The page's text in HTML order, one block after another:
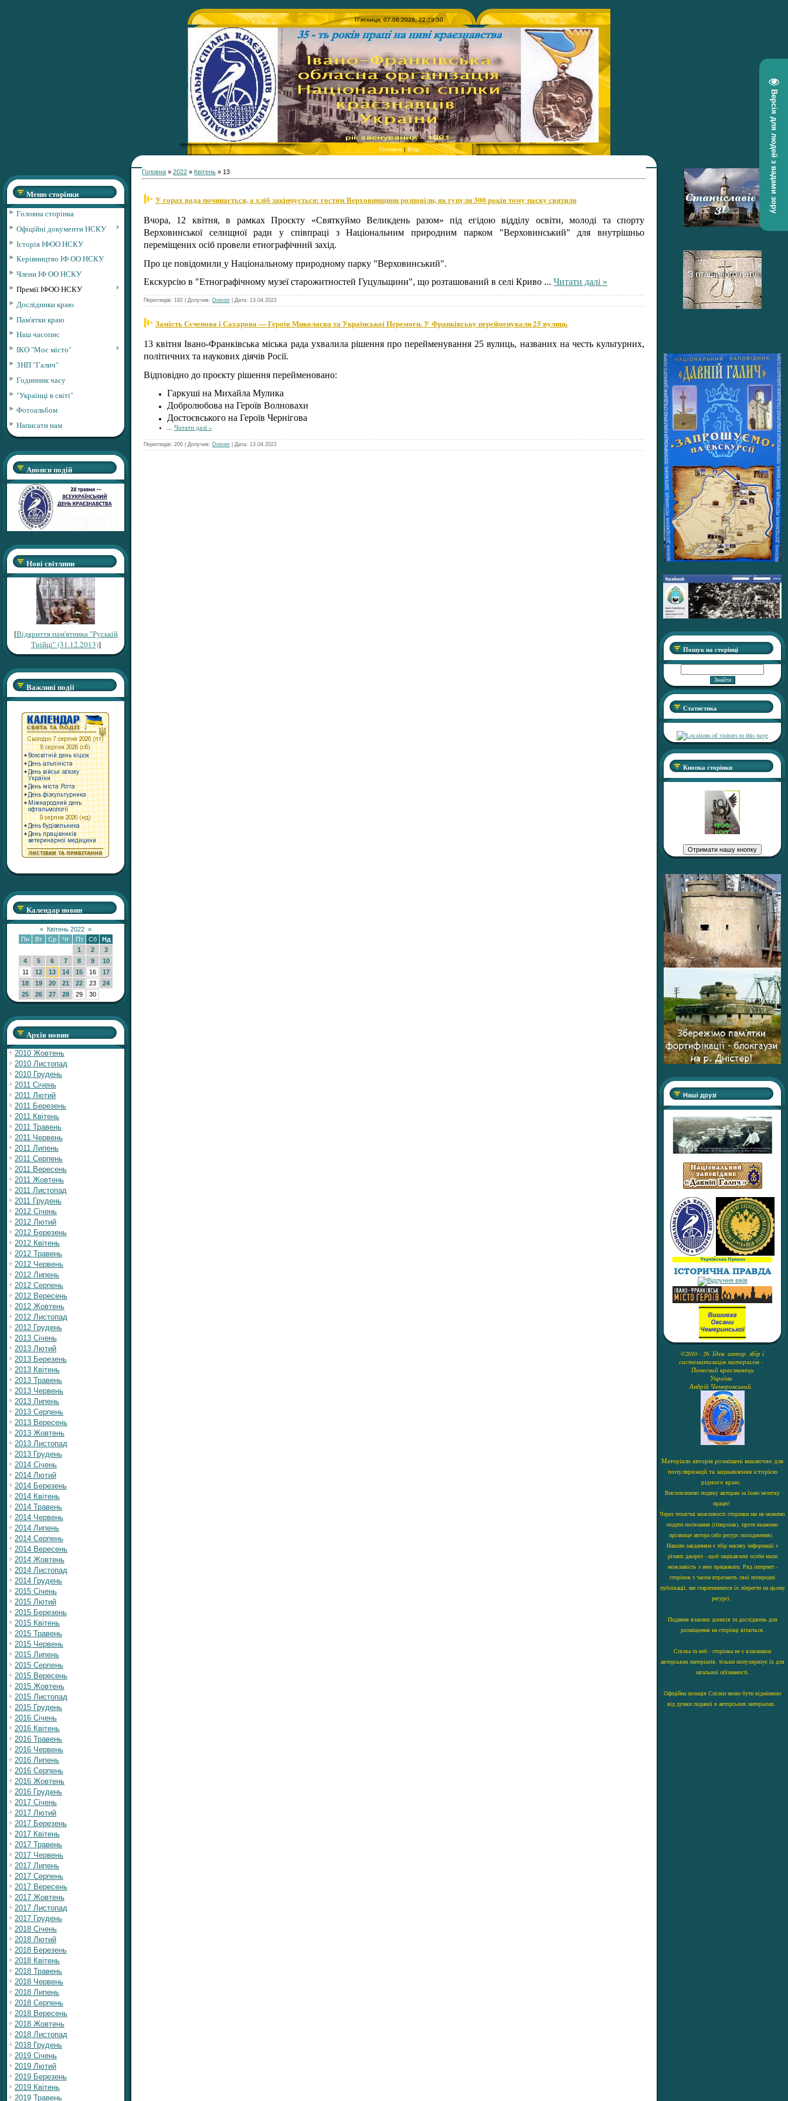
Версія для людей з вадами зору
П`ятниця, 07.08.2026, 22:29:50
Головна | Вхід
Меню сторінки
Головна сторінка
Офіційні документи НСКУ
Історія ІФОО НСКУ
Керівництво ІФ ОО НСКУ
Члени ІФ ОО НСКУ
Премії ІФОО НСКУ
Дослідники краю
Пам'ятки краю
Наш часопис
ІКО "Моє місто"
ЗНП "Галич"
Годинник часу
"Українці в світі"
Фотоальбом
Написати нам
Анонси подій
Нові світлини
[Відкриття пам'ятника "Руській
Трійці" (31.12.2013)]
Важливі події
Календар новин
« Квітень 2022 »
Пн
Вт Ср Чт Пт Сб
Нд
1
2
3
4
5 6 7 8 9
10
11
12 13 14 15 16
17
18
19 20 21 22 23
24
25
26 27 28 29 30
Архів новин
2010 Жовтень
2010 Листопад
2010 Грудень
2011 Січень
2011 Лютий
2011 Березень
2011 Квітень
2011 Травень
2011 Червень
2011 Липень
2011 Серпень
2011 Вересень
2011 Жовтень
2011 Листопад
2011 Грудень
2012 Січень
2012 Лютий
2012 Березень
2012 Квітень
2012 Травень
2012 Червень
2012 Липень
2012 Серпень
2012 Вересень
2012 Жовтень
2012 Листопад
2012 Грудень
2013 Січень
2013 Лютий
2013 Березень
2013 Квітень
2013 Травень
2013 Червень
2013 Липень
2013 Серпень
2013 Вересень
2013 Жовтень
2013 Листопад
2013 Грудень
2014 Січень
2014 Лютий
2014 Березень
2014 Квітень
2014 Травень
2014 Червень
2014 Липень
2014 Серпень
2014 Вересень
2014 Жовтень
2014 Листопад
2014 Грудень
2015 Січень
2015 Лютий
2015 Березень
2015 Квітень
2015 Травень
2015 Червень
2015 Липень
2015 Серпень
2015 Вересень
2015 Жовтень
2015 Листопад
2015 Грудень
2016 Січень
2016 Квітень
2016 Травень
2016 Червень
2016 Липень
2016 Серпень
2016 Жовтень
2016 Грудень
2017 Січень
2017 Лютий
2017 Березень
2017 Квітень
2017 Травень
2017 Червень
2017 Липень
2017 Серпень
2017 Вересень
2017 Жовтень
2017 Листопад
2017 Грудень
2018 Січень
2018 Лютий
2018 Березень
2018 Квітень
2018 Травень
2018 Червень
2018 Липень
2018 Серпень
2018 Вересень
2018 Жовтень
2018 Листопад
2018 Грудень
2019 Січень
2019 Лютий
2019 Березень
2019 Квітень
2019 Травень
Головна » 2022 » Квітень » 13
У горах вода починається, а хліб закінчується: гостям Верховинщини розповіли, як гуцули 300 років тому паску святили
Вчора, 12 квітня, в рамках Проєкту «Святкуймо Великдень разом» під егідою відділу освіти, молоді та спорту
Верховинської селищної ради у співпраці з Національним природним парком "Верховинський" для внутрішньо
переміщених осіб провели етнографічний захід.
Про це повідомили у Національному природному парку "Верховинський".
Екскурсію в "Етнографічному музеї старожитностей Гуцульщини", що розташований в селі Криво ... Читати далі »
Переглядів: 192 | Долучив: Dnister | Дата: 13.04.2022
Замість Сєченова і Сахарова — Героїв Миколаєва та Української Перемоги. У Франківську перейменували 25 вулиць
13 квітня Івано-Франківська міська рада ухвалила рішення про перейменування 25 вулиць, названих на честь культурних,
політичних та наукових діячів Росії.
Відповідно до проєкту рішення перейменовано:
Гаркуші на Михайла Мулика
Добролюбова на Героїв Волновахи
Достоєвського на Героїв Чернігова
... Читати далі »
Переглядів: 200 | Долучив: Dnister | Дата: 13.04.2022
Пошук на сторінці
Статистика
Кнопка сторінки
Наші друзі
©2010 - 26. Ідея, автор, збір і
систематизація матеріалів -
Почесний краєзнавець
України
Андрій Чемеринський.
Матеріали авторів розміщені виключно для
популяризації та зацікавлення історією
рідного краю.
Висловлюємо подяку авторам за їхню нелегку
працю!
Через технічні можливості сторінки ми не можемо
подати посилання (гіперлінк), проте вкажемо
прізвище автора (або ресурс походження).
Нашим завданням є збір масиву інформації з
різних джерел - щоб зацікавлені особи мали
можливість з нею працювати. Ряд інтернет -
сторінок з часом втрачають свої попередні
публікації, ми старатимемося їх зберегти на цьому
ресурсі.
Подання власних дописів та досліджень для
розміщення на сторінці вітається.
Спілка та веб - сторінка не є власником
авторських матеріалів, тільки популяризує їх для
загальної обізнаності.
Офіційна позиція Спілки може бути відмінною
від думки поданої в авторських матеріалах.